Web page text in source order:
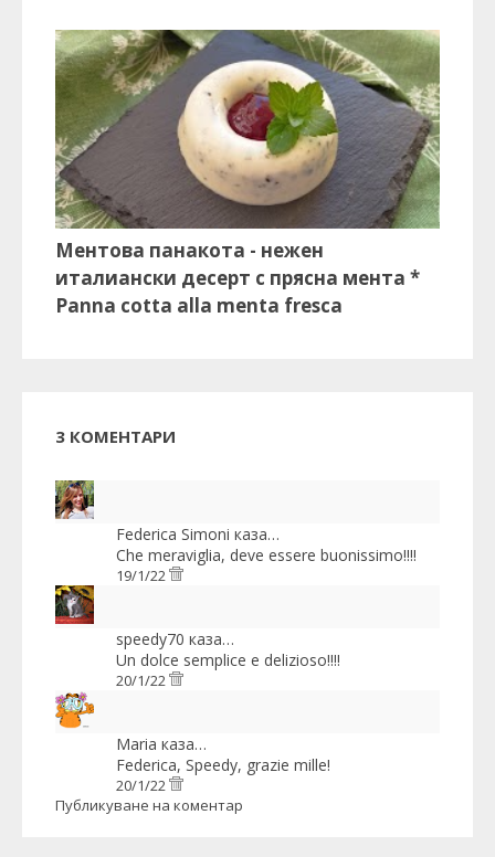
Ментова панакота - нежен
италиански десерт с прясна мента *
Panna cotta alla menta fresca
3 КОМЕНТАРИ
Federica Simoni каза…
Che meraviglia, deve essere buonissimo!!!!
19/1/22
speedy70 каза…
Un dolce semplice e delizioso!!!!
20/1/22
Maria каза…
Federica, Speedy, grazie mille!
20/1/22
Публикуване на коментар